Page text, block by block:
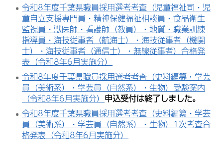
令和8年度千葉県職員採用選考考査（児童福祉司・児
童自立支援専門員・精神保健福祉相談員・食品衛生
監視員・獣医師・看護師（教員）・地質・職業訓練
指導員・海技従事者（航海士）・海技従事者（機関
士）・海技従事者（通信士）・無線従事者）合格発
表（令和8年6月実施分）
令和8年度千葉県職員採用選考考査（史料編纂・学芸
員（美術系）・学芸員（自然系）・生物）受験案内
（令和8年6月実施分） 申込受付は終了しました。
令和8年度千葉県職員採用選考考査（史料編纂・学芸
員（美術系）・学芸員（自然系）・生物）1次考査合
格発表（令和8年6月実施分）